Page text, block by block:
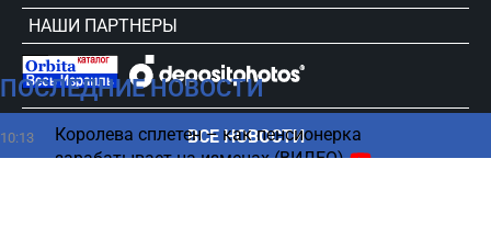
ПОСЛЕДНИЕ НОВОСТИ
10:13
Королева сплетен – как пенсионерка
зарабатывает на изменах (ВИДЕО)
ВСЕ НОВОСТИ
НАШИ ПАРТНЕРЫ
сursorinfo.co.il © Все права защищены